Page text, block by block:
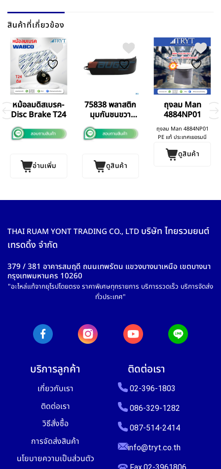
สินค้าที่เกี่ยวข้อง
หม้อลมดิสเบรค-
Disc Brake T24
อ่านเพิ่ม
75838 พลาสติก
มุมกันชนขวา
Man TGA
ดูสินค้า
ถุงลม Man
4884NP01
ถุงลม Man 4884NP01
PE แท้ ประเทศเยอรมนี
ดูสินค้า
THAI RUAM YONT TRADING CO., LTD บริษัท ไทยรวมยนต์
เทรดดิ้ง จำกัด
379 / 381 อาคารสมฤดี ถนนเทพรัตน แขวงบางนาเหนือ เขตบางนา
กรุงเทพมหานคร 10260
"อะไหล่แท้จากยุโรปโดยตรง ราคาพิเศษทุกรายการ บริการรวดเร็ว บริการจัดส่ง
ทั่วประเทศ"
บริการลูกค้า
เกี่ยวกับเรา
ติดต่อเรา
วิธีสั่งซื้อ
การจัดส่งสินค้า
นโยบายความเป็นส่วนตัว
ติดต่อเรา
02-396-1803
086-329-1282
087-514-2414
info@tryt.co.th